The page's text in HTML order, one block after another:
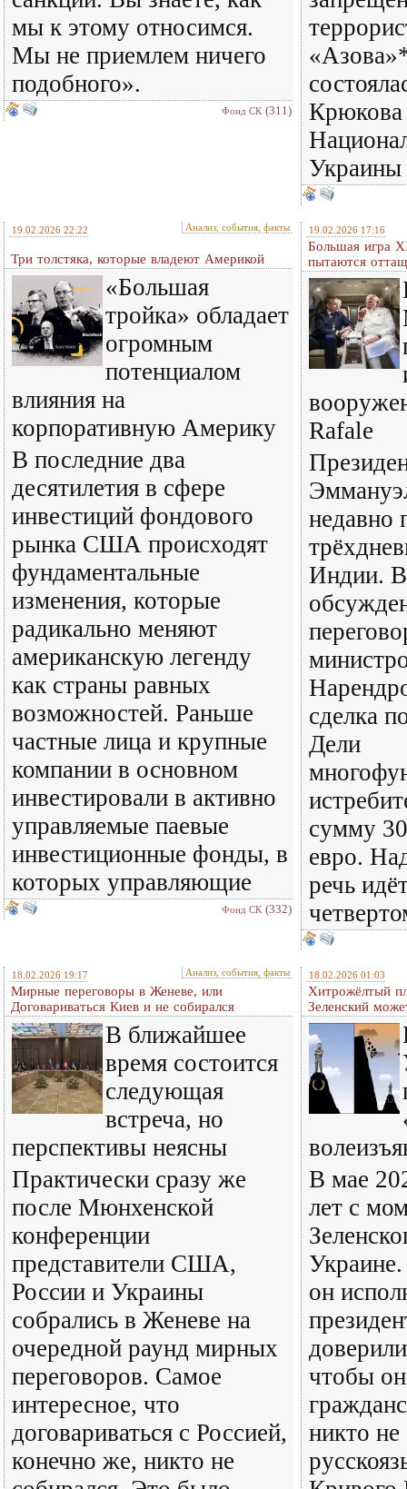
мы к этому относимся.
Мы не приемлем ничего
подобного».
Фонд СК (311)
19.02.2026 22:22 Анализ, события, факты
Три толстяка, которые владеют Америкой
«Большая
тройка» обладает
огромным
потенциалом
влияния на
корпоративную Америку
В последние два
десятилетия в сфере
инвестиций фондового
рынка США происходят
фундаментальные
изменения, которые
радикально меняют
американскую легенду
как страны равных
возможностей. Раньше
частные лица и крупные
компании в основном
инвестировали в активно
управляемые паевые
инвестиционные фонды, в
которых управляющие
Фонд СК (332)
19.02.2026 17:16
Большая игра
пытаются
Rafale
недавно
Индии. В
сделка
Дели
сумму
евро.
речь
18.02.2026 19:17 Анализ, события, факты
Мирные переговоры в Женеве, или
Договариваться Киев и не собирался
В ближайшее
время состоится
следующая
встреча, но
перспективы неясны
Практически сразу же
после Мюнхенской
конференции
представители США,
России и Украины
собрались в Женеве на
очередной раунд мирных
переговоров. Самое
интересное, что
договариваться с Россией,
конечно же, никто не
18.02.2026 01:03
Хитрожёлтый
Зеленский
В мае
лет с
он
чтобы
никто